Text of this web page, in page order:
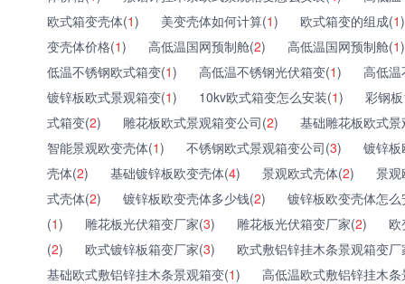
欧式箱变壳体(1) 美变壳体如何计算(1) 欧式箱变的组成(1)
变壳体价格(1) 高低温国网预制舱(2) 高低温国网预制舱(1)
低温不锈钢欧式箱变(1) 高低温不锈钢光伏箱变(1)
高低
镀锌板欧式景观箱变(1) 10kv欧式箱变怎么安装(1)
彩钢
式箱变(2) 雕花板欧式景观箱变公司(2)
基础雕花板欧式
智能景观欧变壳体(1) 不锈钢欧式景观箱变公司(3)
镀锌
壳体(2) 基础镀锌板欧变壳体(4) 景观欧式壳体(2)
景观
式壳体(2) 镀锌板欧变壳体多少钱(2)
镀锌板欧变壳体怎
(1) 雕花板光伏箱变厂家(3) 雕花板光伏箱变厂家(2)
欧
(2) 欧式镀锌板箱变厂家(3)
欧式敷铝锌挂木条景观箱变厂
基础欧式敷铝锌挂木条景观箱变(1)
高低温欧式敷铝锌挂木